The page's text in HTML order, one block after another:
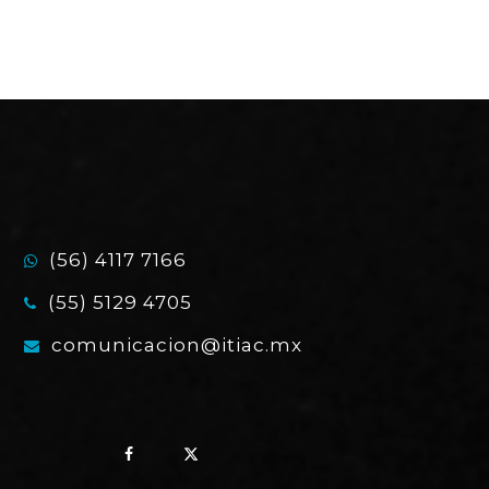
(56) 4117 7166
(55) 5129 4705
comunicacion@itiac.mx